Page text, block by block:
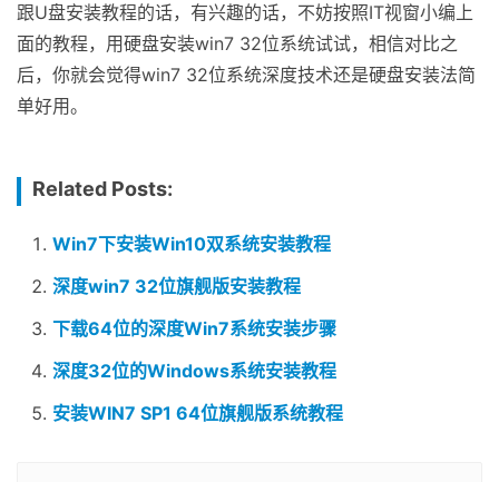
跟U盘安装教程的话，有兴趣的话，不妨按照IT视窗小编上
面的教程，用硬盘安装win7 32位系统试试，相信对比之
后，你就会觉得win7 32位系统深度技术还是硬盘安装法简
单好用。
Related Posts:
Win7下安装Win10双系统安装教程
深度win7 32位旗舰版安装教程
下载64位的深度Win7系统安装步骤
深度32位的Windows系统安装教程
安装WIN7 SP1 64位旗舰版系统教程